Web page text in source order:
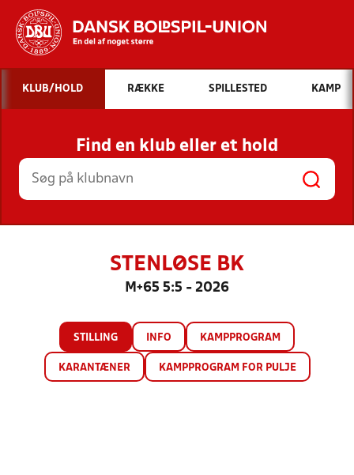
Hvad vil du søge efter?
INDHOLD OG NYHEDER
STILLINGER, RESULTATER, KLUBBER OG
HOLD
KLUB/HOLD RÆKKE SPILLESTED KAMP
Find en klub eller et hold
STENLØSE BK
M+65 5:5 - 2026
STILLING INFO KAMPPROGRAM
KARANTÆNER KAMPPROGRAM FOR PULJE